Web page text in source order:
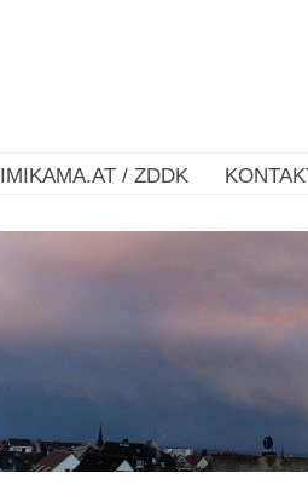
/ ZDDK